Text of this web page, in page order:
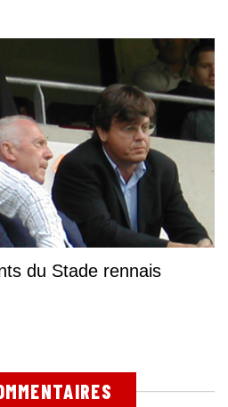
du Stade rennais